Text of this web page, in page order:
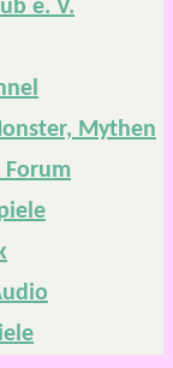
e. V.
Mythen
Forum